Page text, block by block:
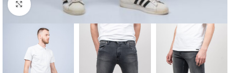
Click to enlarge